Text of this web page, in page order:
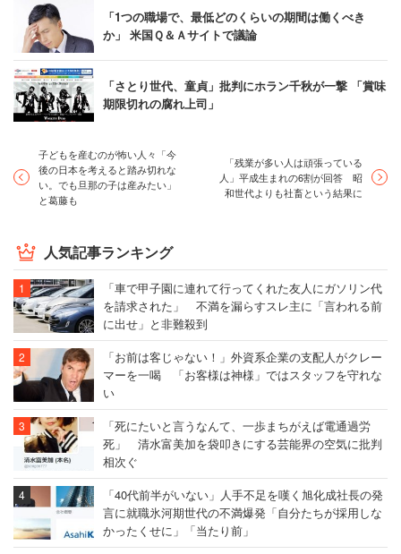
「1つの職場で、最低どのくらいの期間は働くべき
か」 米国Ｑ＆Ａサイトで議論
「さとり世代、童貞」批判にホラン千秋が一撃 「賞味
期限切れの腐れ上司」
子どもを産むのが怖い人々「今
後の日本を考えると踏み切れな
い。でも旦那の子は産みたい」
と葛藤も
「残業が多い人は頑張っている
人」平成生まれの6割が回答 昭
和世代よりも社畜という結果に
人気記事ランキング
「車で甲子園に連れて行ってくれた友人にガソリン代
を請求された」 不満を漏らすスレ主に「言われる前
に出せ」と非難殺到
「お前は客じゃない！」外資系企業の支配人がクレー
マーを一喝 「お客様は神様」ではスタッフを守れな
い
「死にたいと言うなんて、一歩まちがえば電通過労
死」 清水富美加を袋叩きにする芸能界の空気に批判
相次ぐ
「40代前半がいない」人手不足を嘆く旭化成社長の発
言に就職氷河期世代の不満爆発「自分たちが採用しな
かったくせに」「当たり前」